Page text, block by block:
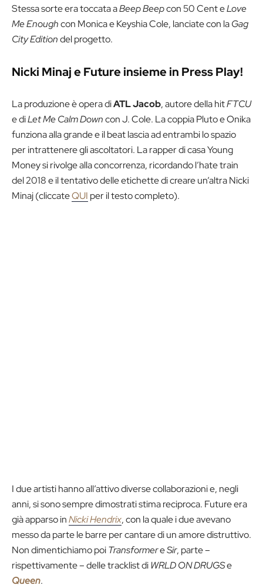
Stessa sorte era toccata aBeep Beepcon 50 Cent eLove
Me Enoughcon Monica e Keyshia Cole, lanciate con laGag
City Editiondel progetto.
Nicki Minaj e Future insieme in Press Play!
La produzione è opera diATL Jacob, autore della hitFTCU
e diLet Me Calm Downcon J. Cole. La coppia Pluto e Onika
funziona alla grande e il beat lascia ad entrambi lo spazio
per intrattenere gli ascoltatori. La rapper di casa Young
Money si rivolge alla concorrenza, ricordando l’hate train
del 2018 e il tentativo delle etichette di creare un’altra Nicki
Minaj (cliccateQUI per il testo completo).
I due artisti hanno all’attivo diverse collaborazioni e, negli
anni, si sono sempre dimostrati stima reciproca. Future era
già apparso inNicki Hendrix, con la quale i due avevano
messo da parte le barre per cantare di un amore distruttivo.
Non dimentichiamo poiTransformereSir, parte –
rispettivamente – delle tracklist di WRLD ON DRUGSe
Queen.